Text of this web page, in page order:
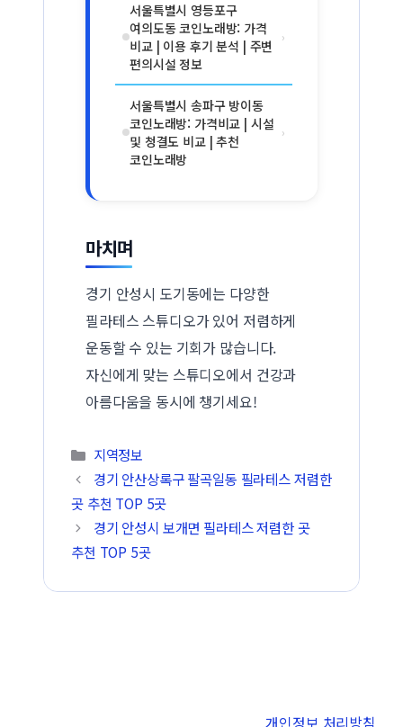
서울특별시 영등포구
여의도동 코인노래방: 가격
비교 | 이용 후기 분석 | 주변
편의시설 정보
›
서울특별시 송파구 방이동
코인노래방: 가격비교 | 시설
및 청결도 비교 | 추천
코인노래방
›
마치며
경기 안성시 도기동에는 다양한
필라테스 스튜디오가 있어 저렴하게
운동할 수 있는 기회가 많습니다.
자신에게 맞는 스튜디오에서 건강과
아름다움을 동시에 챙기세요!
카테고리
지역정보
경기 안산상록구 팔곡일동 필라테스 저렴한
곳 추천 TOP 5곳
경기 안성시 보개면 필라테스 저렴한 곳
추천 TOP 5곳
개인정보 처리방침